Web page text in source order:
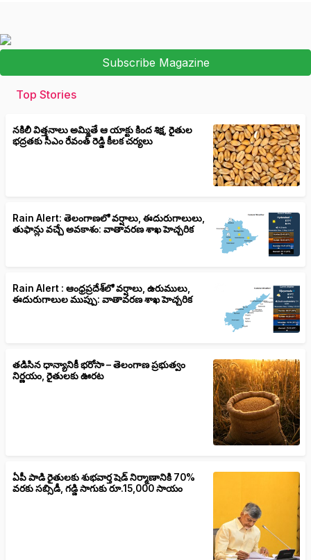
Subscribe Magazine
Top Stories
నకిలీ విత్తనాలు అమ్మితే ఆ యాక్టు కింద శిక్ష, రైతుల
భద్రతకు సీఎం రేవంత్ రెడ్డి కీలక చర్యలు
Rain Alert: తెలంగాణలో వర్షాలు, ఈదురుగాలులు,
తుఫాన్లు వచ్చే అవకాశం: వాతావరణ శాఖ హెచ్చరిక
Rain Alert : ఆంధ్రప్రదేశ్‌లో వర్షాలు, ఉరుములు,
ఈదురుగాలుల ముప్పు: వాతావరణ శాఖ హెచ్చరిక
తడిసిన ధాన్యానికీ భరోసా – తెలంగాణ ప్రభుత్వం
నిర్ణయం, రైతులకు ఊరట
ఏపీ పాడి రైతులకు శుభవార్త షెడ్ నిర్మాణానికి 70%
వరకు సబ్సిడీ, గడ్డి సాగుకు రూ.15,000 సాయం